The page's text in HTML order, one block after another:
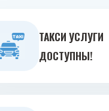
ТАКСИ УСЛУГИ
ДОСТУПНЫ!